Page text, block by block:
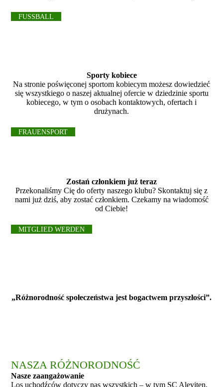
FUSSBALL
Sporty kobiece
Na stronie poświęconej sportom kobiecym możesz dowiedzieć
się wszystkiego o naszej aktualnej ofercie w dziedzinie sportu
kobiecego, w tym o osobach kontaktowych, ofertach i
drużynach.
FRAUENSPORT
Zostań członkiem już teraz
Przekonaliśmy Cię do oferty naszego klubu? Skontaktuj się z
nami już dziś, aby zostać członkiem. Czekamy na wiadomość
od Ciebie!
MITGLIED WERDEN
„Różnorodność społeczeństwa jest bogactwem przyszłości”.
NASZA RÓŻNORODNOŚĆ
Nasze zaangażowanie
Los uchodźców dotyczy nas wszystkich – w tym SC Aleviten.